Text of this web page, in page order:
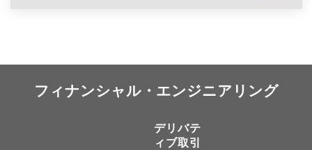
フィナンシャル・エンジニアリング
デリバテ
ィブ取引